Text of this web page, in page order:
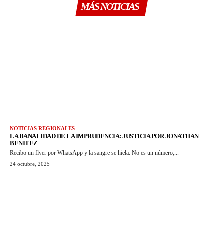
MÁS NOTICIAS
NOTICIAS REGIONALES
LA BANALIDAD DE LA IMPRUDENCIA: JUSTICIA POR JONATHAN
BENITEZ
Recibo un flyer por WhatsApp y la sangre se hiela. No es un número,...
24 octubre, 2025